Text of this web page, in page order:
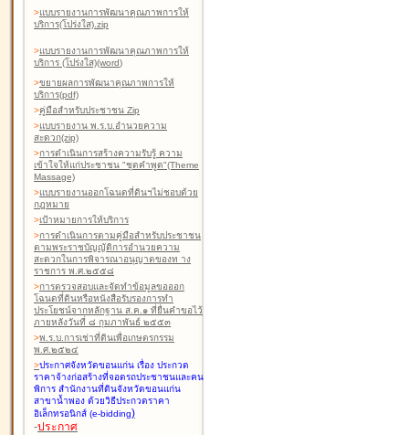
>แบบรายงานการพัฒนาคุณภาพการให้
บริการ(โปร่งใส).zip
>แบบรายงานการพัฒนาคุณภาพการให้
บริการ (โปร่งใส)(word)
>ขยายผลการพัฒนาคุณภาพการให้
บริการ(pdf)
>คู่มือสำหรับประชาชน Zip
>แบบรายงาน พ.ร.บ.อำนวยความ
สะดวก(zip)
>การดำเนินการสร้างความรับรู้ ความ
เข้าใจให้แก่ประชาชน "ชุดคำพูด"(Theme
Massage)
>แบบรายงานออกโฉนดที่ดินฯไม่ชอบด้วย
กฎหมาย
>เป้าหมายการให้บริการ
>การดำเนินการตามคู่มือสำหรับประชาชน
ตามพระราชบัญญัติการอำนวยความ
สะดวกในการพิจารณาอนุญาตของท าง
ราชการ พ.ศ.๒๕๕๘
>การตรวจสอบและจัดทำข้อมูลขอออก
โฉนดที่ดินหรือหนังสือรับรองการทำ
ประโยชน์จากหลักฐาน ส.ค.๑ ที่ยื่นคำขอไว้
ภายหลังวันที่ ๘ กุมภาพันธ์ ๒๕๕๓
>พ.ร.บ.การเช่าที่ดินเพื่อเกษตรกรรม
พ.ศ.๒๕๒๔
>ประกาศจังหวัดขอนแก่น เรื่อง ประกวด
ราคาจ้างก่อสร้างที่จอดรถประชาชนและคน
พิการ สำนักงานที่ดินจังหวัดขอนแก่น
สาขาน้ำพอง ด้วยวิธีประกวดราคา
อิเล็กทรอนิกส์ (e-bidding)
-ประกาศ